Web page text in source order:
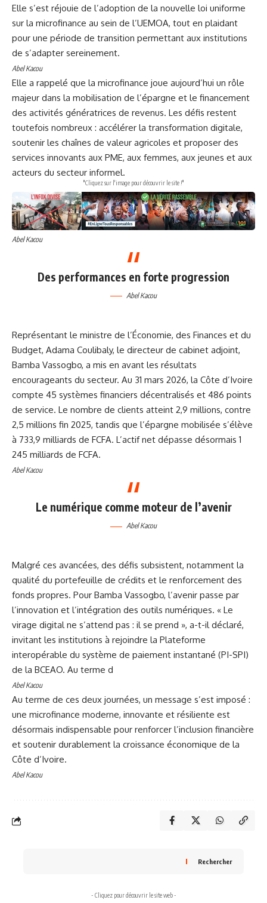
Elle s’est réjouie de l’adoption de la nouvelle loi uniforme
sur la microfinance au sein de l’UEMOA, tout en plaidant
pour une période de transition permettant aux institutions
de s’adapter sereinement.
Abel Kacou
Elle a rappelé que la microfinance joue aujourd’hui un rôle
majeur dans la mobilisation de l’épargne et le financement
des activités génératrices de revenus. Les défis restent
toutefois nombreux : accélérer la transformation digitale,
soutenir les chaînes de valeur agricoles et proposer des
services innovants aux PME, aux femmes, aux jeunes et aux
acteurs du secteur informel.
"Cliquez sur l'image pour découvrir le site !"
Abel Kacou
Des performances en forte progression
Abel Kacou
Représentant le ministre de l’Économie, des Finances et du
Budget, Adama Coulibaly, le directeur de cabinet adjoint,
Bamba Vassogbo, a mis en avant les résultats
encourageants du secteur. Au 31 mars 2026, la Côte d’Ivoire
compte 45 systèmes financiers décentralisés et 486 points
de service. Le nombre de clients atteint 2,9 millions, contre
2,5 millions fin 2025, tandis que l’épargne mobilisée s’élève
à 733,9 milliards de FCFA. L’actif net dépasse désormais 1
245 milliards de FCFA.
Abel Kacou
Le numérique comme moteur de l’avenir
Abel Kacou
Malgré ces avancées, des défis subsistent, notamment la
qualité du portefeuille de crédits et le renforcement des
fonds propres. Pour Bamba Vassogbo, l’avenir passe par
l’innovation et l’intégration des outils numériques. « Le
virage digital ne s’attend pas : il se prend », a-t-il déclaré,
invitant les institutions à rejoindre la Plateforme
interopérable du système de paiement instantané (PI-SPI)
de la BCEAO. Au terme d
Abel Kacou
Au terme de ces deux journées, un message s’est imposé :
une microfinance moderne, innovante et résiliente est
désormais indispensable pour renforcer l’inclusion financière
et soutenir durablement la croissance économique de la
Côte d’Ivoire.
Abel Kacou
Rechercher
- Cliquez pour découvrir le site web -